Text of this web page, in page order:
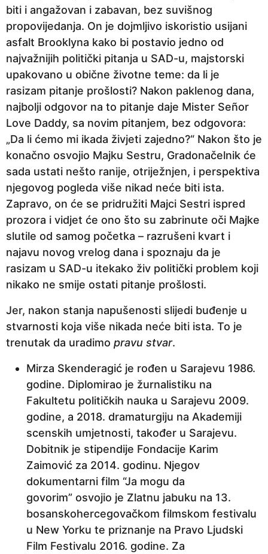
biti i angažovan i zabavan, bez suvišnog
propovijedanja. On je dojmljivo iskoristio usijani
asfalt Brooklyna kako bi postavio jedno od
najvažnijih politički pitanja u SAD-u, majstorski
upakovano u obične životne teme: da li je
rasizam pitanje prošlosti? Nakon paklenog dana,
najbolji odgovor na to pitanje daje Mister Señor
Love Daddy, sa novim pitanjem, bez odgovora:
„Da li ćemo mi ikada živjeti zajedno?“ Nakon što je
konačno osvojio Majku Sestru, Gradonačelnik će
sada ustati nešto ranije, otriježnjen, i perspektiva
njegovog pogleda više nikad neće biti ista.
Zapravo, on će se pridružiti Majci Sestri ispred
prozora i vidjet će ono što su zabrinute oči Majke
slutile od samog početka – razrušeni kvart i
najavu novog vrelog dana i spoznaju da je
rasizam u SAD-u itekako živ politički problem koji
nikako ne smije ostati pitanje prošlosti.
Jer, nakon stanja napušenosti slijedi buđenje u
stvarnosti koja više nikada neće biti ista. To je
trenutak da uradimo pravu stvar.
Mirza Skenderagić je rođen u Sarajevu 1986.
godine. Diplomirao je žurnalistiku na
Fakultetu političkih nauka u Sarajevu 2009.
godine, a 2018. dramaturgiju na Akademiji
scenskih umjetnosti, također u Sarajevu.
Dobitnik je stipendije Fondacije Karim
Zaimović za 2014. godinu. Njegov
dokumentarni film “Ja mogu da
govorim” osvojio je Zlatnu jabuku na 13.
bosanskohercegovačkom filmskom festivalu
u New Yorku te priznanje na Pravo Ljudski
Film Festivalu 2016. godine. Za